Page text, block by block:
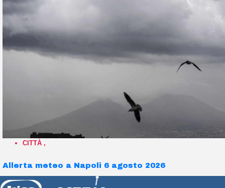
CITTÀ ,
Allerta meteo a Napoli 6 agosto 2026